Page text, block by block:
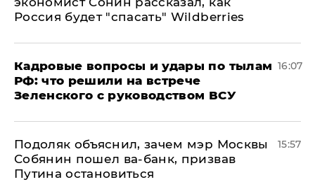
Россия будет "спасать" Wildberries
Кадровые вопросы и удары по тылам
РФ: что решили на встрече
Зеленского с руководством ВСУ
16:07
Подоляк объяснил, зачем мэр Москвы
Собянин пошел ва-банк, призвав
Путина остановиться
15:57